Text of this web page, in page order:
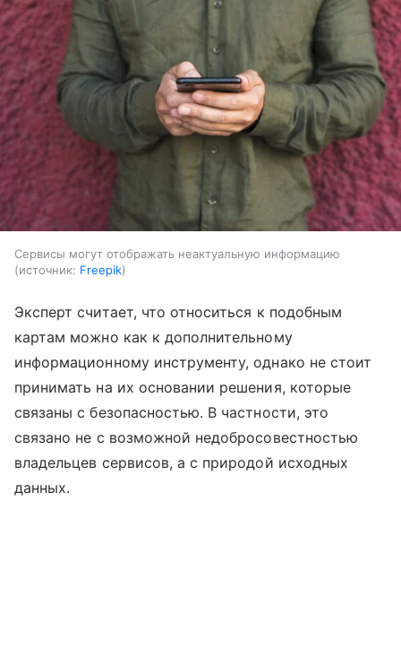
Сервисы могут отображать неактуальную информацию
источник: Freepik
Эксперт считает, что относиться к подобным
картам можно как к дополнительному
информационному инструменту, однако не стоит
принимать на их основании решения, которые
связаны с безопасностью. В частности, это
связано не с возможной недобросовестностью
владельцев сервисов, а с природой исходных
данных.